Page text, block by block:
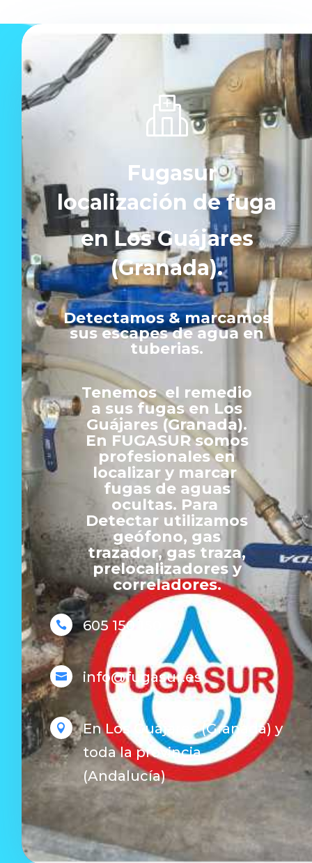
Fugasur
localización de fuga
en Los Guájares
(Granada).
Detectamos & marcamos
sus escapes de agua en
tuberias.
Tenemos el remedio
a sus fugas en Los
Guájares (Granada).
En FUGASUR somos
profesionales en
localizar y marcar
fugas de aguas
ocultas. Para
Detectar utilizamos
geófono, gas
trazador, gas traza,
prelocalizadores y
correladores.
 605 150 150
 info@fugasur.es

En Los Guájares (Granada) y
toda la provincia.
(Andalucía)